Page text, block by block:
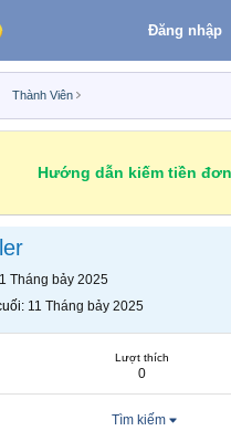
Đăng nhập
Thành Viên
Hướng dẫn kiếm tiền
Tháng bảy 2025
11 Tháng bảy 2025
Lượt thích
0
Tìm kiếm